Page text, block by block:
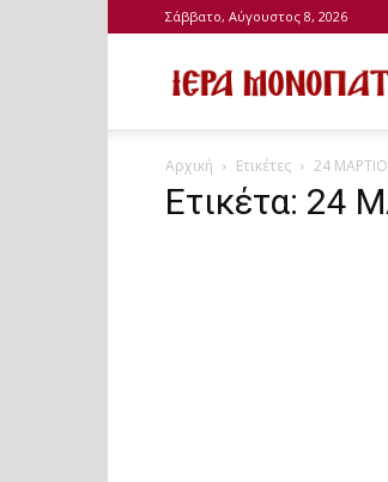
Σάββατο, Αύγουστος 8, 2026
Αρχική Ετικέτες 24
Ετικέτα: 24